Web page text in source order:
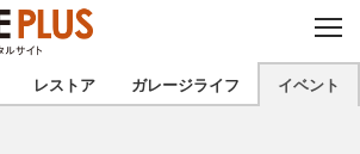
C
O
S
E
定★ 厳選プロショップを地域から探す
レストア ガレージライフ イベント